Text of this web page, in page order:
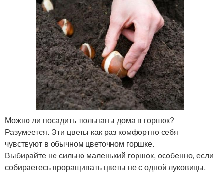
Можно ли посадить тюльпаны дома в горшок?
Разумеется. Эти цветы как раз комфортно себя
чувствуют в обычном цветочном горшке.
Выбирайте не сильно маленький горшок, особенно, если
собираетесь проращивать цветы не с одной луковицы.